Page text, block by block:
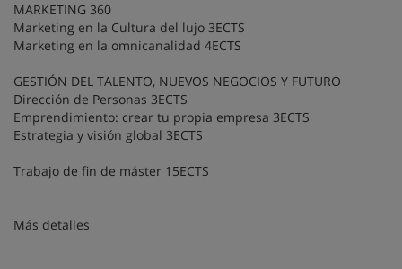
MARKETING 360
Marketing en la Cultura del lujo 3ECTS
Marketing en la omnicanalidad 4ECTS
GESTIÓN DEL TALENTO, NUEVOS NEGOCIOS Y FUTURO
Dirección de Personas 3ECTS
Emprendimiento: crear tu propia empresa 3ECTS
Estrategia y visión global 3ECTS
Trabajo de fin de máster 15ECTS
Más detalles